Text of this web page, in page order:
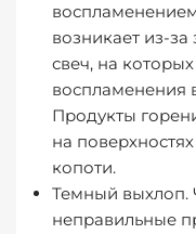
возникает из-
свеч, на
воспламенения
Продукты
на
копоти.
Темный выхлоп.
неправильные